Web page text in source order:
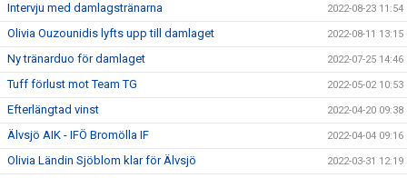
Intervju med damlagstränarna 2022-08-23 11:54
Olivia Ouzounidis lyfts upp till damlaget 2022-08-11 13:15
Ny tränarduo för damlaget 2022-07-25 14:46
Tuff förlust mot Team TG 2022-05-02 10:53
Efterlängtad vinst 2022-04-20 09:38
Älvsjö AIK - IFÖ Bromölla IF 2022-04-04 09:16
Olivia Ländin Sjöblom klar för Älvsjö 2022-03-31 12:19